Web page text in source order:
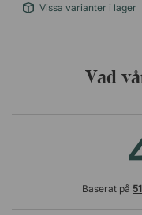
Vissa varianter i lager
Vad
Baserat på